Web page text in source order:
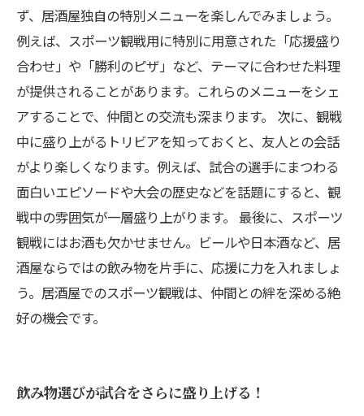
ず、居酒屋独自の特別メニューを楽しんでみましょう。
例えば、スポーツ観戦用に特別に用意された「応援盛り
合わせ」や「勝利のピザ」など、テーマに合わせた料理
が提供されることがあります。これらのメニューをシェ
アすることで、仲間との交流も深まります。 次に、観戦
中に盛り上がるトリビアを知っておくと、友人との会話
がより楽しくなります。例えば、試合の選手にまつわる
面白いエピソードや大会の歴史などを話題にすると、観
戦中の雰囲気が一層盛り上がります。 最後に、スポーツ
観戦にはお酒も欠かせません。ビールや日本酒など、居
酒屋ならではの飲み物を片手に、応援に力を入れましょ
う。居酒屋でのスポーツ観戦は、仲間との絆を深める絶
好の機会です。
飲み物選びが試合をさらに盛り上げる！